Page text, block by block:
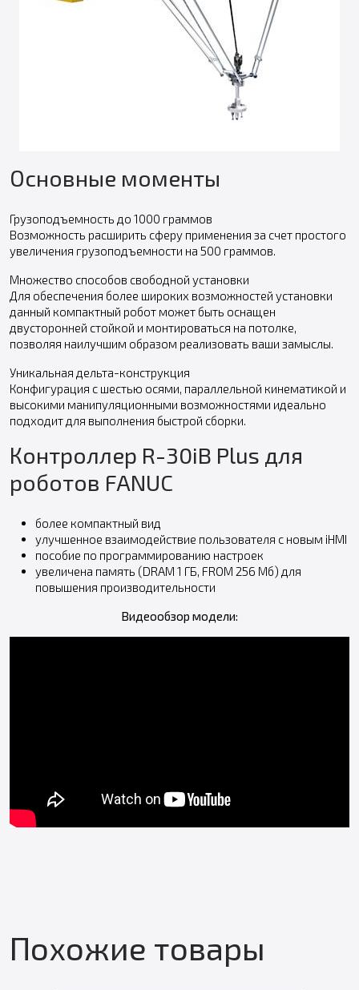
Основные моменты
Грузоподъемность до 1000 граммов
Возможность расширить сферу применения за счет простого
увеличения грузоподъемности на 500 граммов.
Множество способов свободной установки
Для обеспечения более широких возможностей установки
данный компактный робот может быть оснащен
двусторонней стойкой и монтироваться на потолке,
позволяя наилучшим образом реализовать ваши замыслы.
Уникальная дельта-конструкция
Конфигурация с шестью осями, параллельной кинематикой и
высокими манипуляционными возможностями идеально
подходит для выполнения быстрой сборки.
Контроллер R-30iB Plus для
роботов FANUC
более компактный вид
улучшенное взаимодействие пользователя с новым iHMI
пособие по программированию настроек
увеличена память (DRAM 1 ГБ, FROM 256 Мб) для
повышения производительности
Видеообзор модели:
Похожие товары